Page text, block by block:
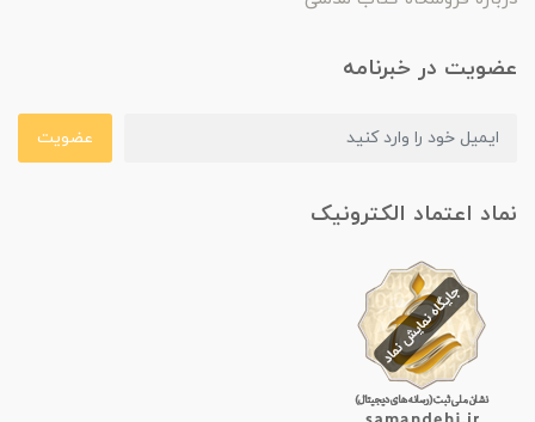
عضویت در خبرنامه
عضویت
نماد اعتماد الکترونیک